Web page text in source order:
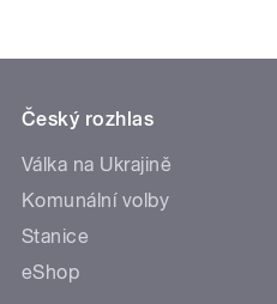
Český rozhlas
Válka na Ukrajině
Komunální volby
Stanice
eShop